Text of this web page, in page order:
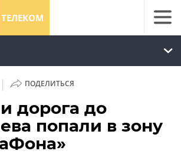
ТЕЛЕКОМ
| ПОДЕЛИТЬСЯ
дорога до
попали в зону